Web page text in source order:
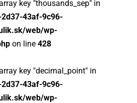
key "thousands_sep" in
43af-9c96-
web/wp-
on line 428
key "decimal_point" in
43af-9c96-
web/wp-